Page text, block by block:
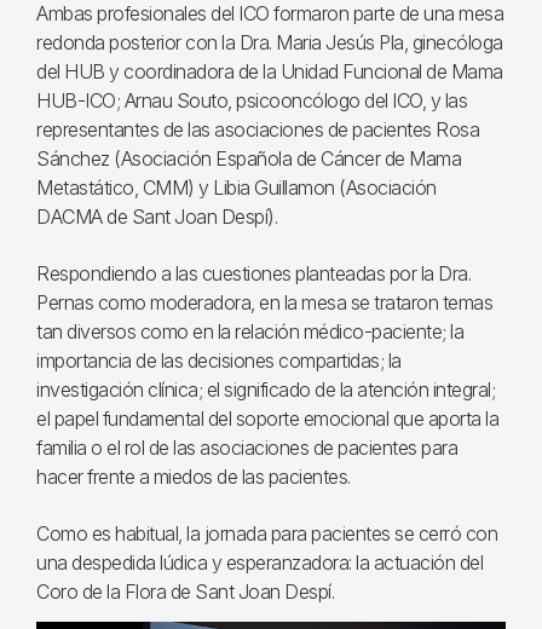
Ambas profesionales del ICO formaron parte de una mesa
redonda posterior con la Dra. Maria Jesús Pla, ginecóloga
del HUB y coordinadora de la Unidad Funcional de Mama
HUB-ICO; Arnau Souto, psicooncólogo del ICO, y las
representantes de las asociaciones de pacientes Rosa
Sánchez (Asociación Española de Cáncer de Mama
Metastático, CMM) y Libia Guillamon (Asociación
DACMA de Sant Joan Despí).
Respondiendo a las cuestiones planteadas por la Dra.
Pernas como moderadora, en la mesa se trataron temas
tan diversos como en la relación médico-paciente; la
importancia de las decisiones compartidas; la
investigación clínica; el significado de la atención integral;
el papel fundamental del soporte emocional que aporta la
familia o el rol de las asociaciones de pacientes para
hacer frente a miedos de las pacientes.
Como es habitual, la jornada para pacientes se cerró con
una despedida lúdica y esperanzadora: la actuación del
Coro de la Flora de Sant Joan Despí.